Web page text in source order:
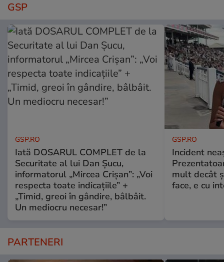
GSP
GSP.RO
Iată DOSARUL COMPLET de la
Securitate al lui Dan Șucu,
informatorul „Mircea Crișan”: „Voi
respecta toate indicațiile” +
„Timid, greoi în gândire, bâlbâit.
Un mediocru necesar!”
GSP.RO
Incident
mult decât
face, e cu
PARTENERI